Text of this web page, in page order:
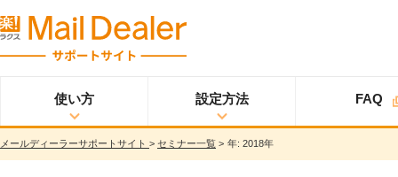
使い方
使い方
メールディーラーと
は？
設定方法
設定方法
FAQ
メールディーラーサポートサイト > セミナー一覧 > 年: 2018年